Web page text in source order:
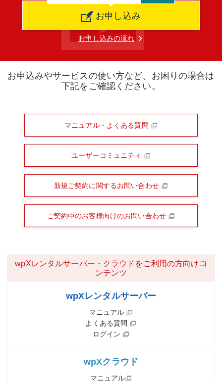
お申し込み
お申し込みの流れ
お申込みやサービスの使い方など、お困りの場合は
下記をご確認ください。
マニュアル・よくある質問
ユーザーコミュニティ
新規ご契約に関するお問い合わせ
ご契約中のお客様向けのお問い合わせ
wpXレンタルサーバー・クラウドをご利用の方向けコ
ンテンツ
wpXレンタルサーバー
マニュアル
よくある質問
ログイン
wpXクラウド
マニュアル